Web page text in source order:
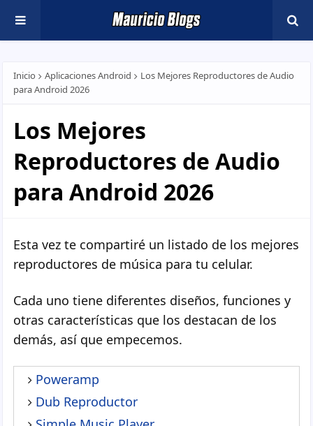
Inicio Aplicaciones Android
Los Mejores Reproductores de Audio
para Android 2026
Los Mejores
Reproductores de Audio
para Android 2026
Esta vez te compartiré un listado de los mejores
reproductores de música para tu celular.
Cada uno tiene diferentes diseños, funciones y
otras características que los destacan de los
demás, así que empecemos.
Poweramp
Dub Reproductor